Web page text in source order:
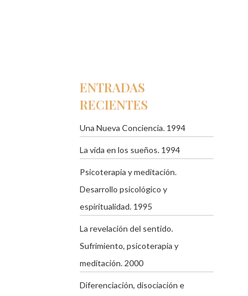
ENTRADAS
RECIENTES
Una Nueva Conciencia. 1994
La vida en los sueños. 1994
Psicoterapia y meditación.
Desarrollo psicológico y
espiritualidad. 1995
La revelación del sentido.
Sufrimiento, psicoterapia y
meditación. 2000
Diferenciación, disociación e